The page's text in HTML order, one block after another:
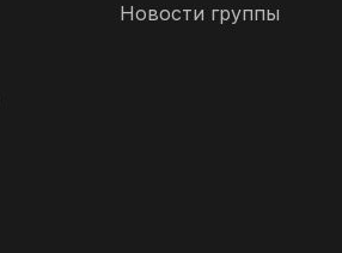
Новости группы